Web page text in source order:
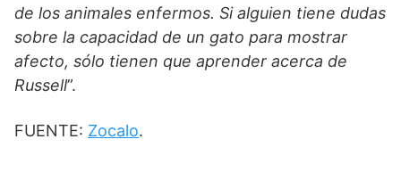
de los animales enfermos. Si alguien tiene dudas
sobre la capacidad de un gato para mostrar
afecto, sólo tienen que aprender acerca de
Russell”.
FUENTE: Zocalo.